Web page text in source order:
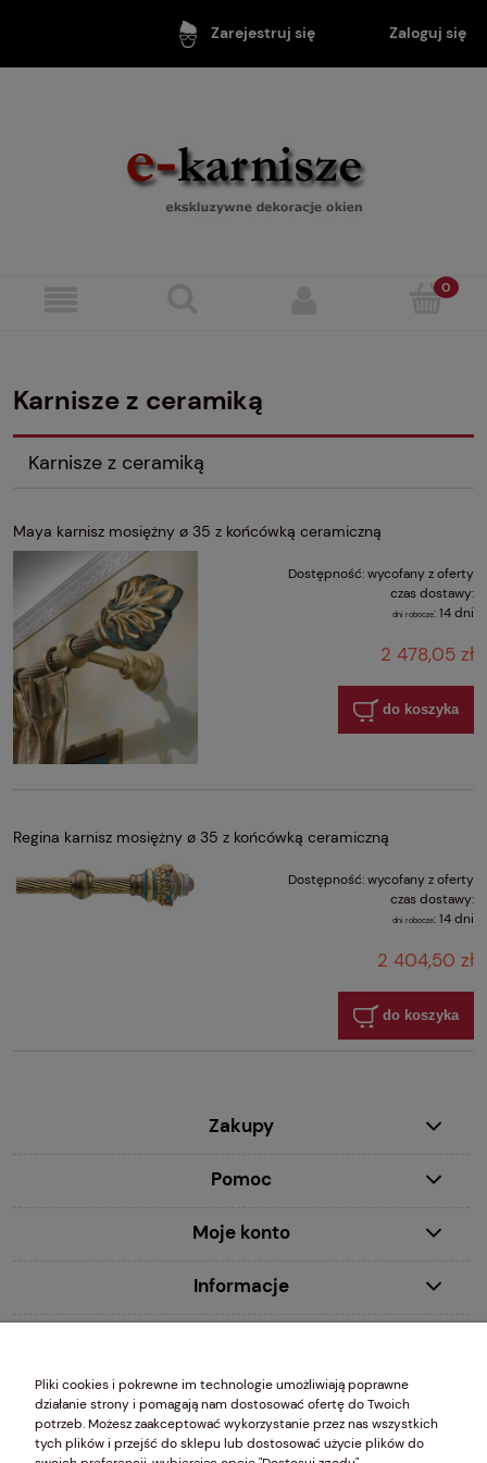
Zarejestruj się Zaloguj się
Karnisze z ceramiką
Karnisze z ceramiką
Maya karnisz mosiężny ø 35 z końcówką ceramiczną
Dostępność:wycofany z oferty
czas dostawy:
dni robocze:14 dni
2 478,05 zł
do koszyka
Regina karnisz mosiężny ø 35 z końcówką ceramiczną
Dostępność:wycofany z oferty
czas dostawy:
dni robocze:14 dni
2 404,50 zł
do koszyka
Zakupy
Pomoc
Moje konto
Informacje
o Działalności Gospodarczej (CEIDG) prowadzonej przez Ministra Gospodarki, NIP 5261049203 REGON
010761464
Pliki cookies i pokrewne im technologie umożliwiają poprawne
działanie strony i pomagają nam dostosować ofertę do Twoich
potrzeb. Możesz zaakceptować wykorzystanie przez nas wszystkich
tych plików i przejść do sklepu lub dostosować użycie plików do